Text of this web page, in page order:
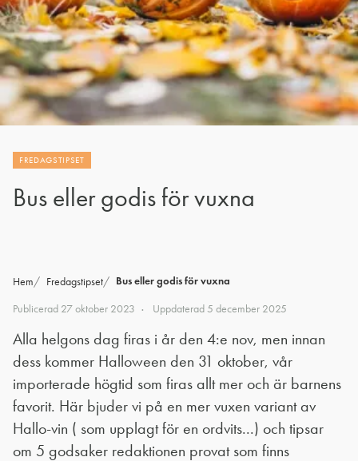
FREDAGSTIPSET
Bus eller godis för vuxna
Hem Fredagstipset Bus eller godis för vuxna
Publicerad 27 oktober 2023 Uppdaterad5 december 2025
Alla helgons dag firas i år den 4:e nov, men innan
dess kommer Halloween den 31 oktober, vår
importerade högtid som firas allt mer och är barnens
favorit. Här bjuder vi på en mer vuxen variant av
Hallo-vin ( som upplagt för en ordvits...) och tipsar
om 5 godsaker redaktionen provat som finns